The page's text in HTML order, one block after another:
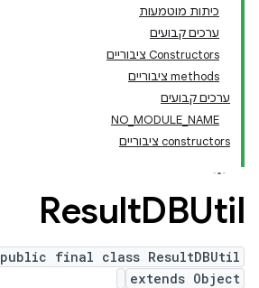
כיתות מוטמעות
ערכים קבועים
‫Constructors ציבוריים
‫methods ציבוריים
ערכים קבועים
NO_MODULE_NAME
‫constructors ציבוריים
ResultDBUtil
public final class ResultDBUtil
extends Object